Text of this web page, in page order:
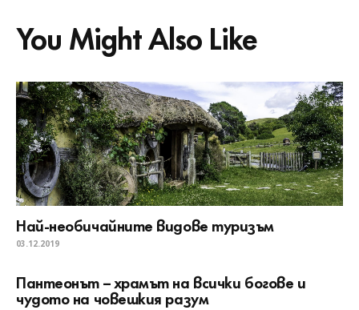
You Might Also Like
Най-необичайните видове туризъм
03.12.2019
Пантеонът – храмът на всички богове и
чудото на човешкия разум